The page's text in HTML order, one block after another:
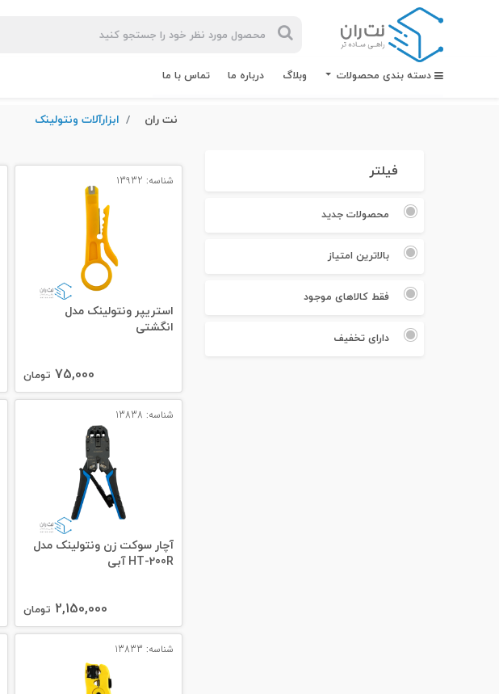
دسته بندی محصولات وبلاگ درباره ما تماس با ما
#کابل شبکه لگراند
#کابل شبکه نگزنس
فیلتر
محصولات جدید
بالاترین امتیاز
فقط کالاهای موجود
دارای تخفیف
نت ران ابزارآلات ونتولینک
شناسه: 13932
استریپر ونتولینک مدل
انگشتی
75,000 تومان
شناسه: 13838
آچار سوکت زن ونتولینک مدل
HT-200R آبی
2,150,000 تومان
شناسه: 13833